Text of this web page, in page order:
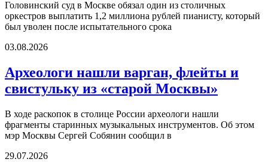
Головинский суд в Москве обязал один из столичных
оркестров выплатить 1,2 миллиона рублей пианисту, который
был уволен после испытательного срока
03.08.2026
Археологи нашли варган, флейты и
свистульку из «старой Москвы»
В ходе раскопок в столице России археологи нашли
фрагменты старинных музыкальных инструментов. Об этом
мэр Москвы Сергей Собянин сообщил в
29.07.2026